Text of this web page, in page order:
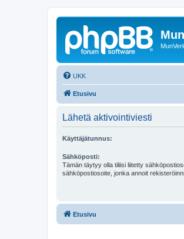
UKK
Etusivu
Lähetä aktivointiviesti
Käyttäjätunnus:
Sähköposti:
Tämän täytyy olla tiliisi liitetty
sähköpostiosoite, jonka annoit
Etusivu